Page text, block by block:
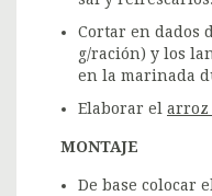
Cortar en dados
g/ración) y los
en la marinada
Elaborar el arroz
MONTAJE
De base colocar